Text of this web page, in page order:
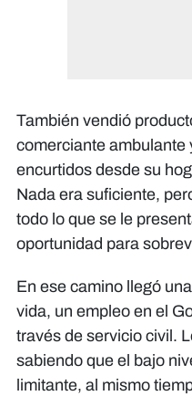
También vendió
comerciante ambulante
encurtidos desde su
Nada era suficiente,
todo lo que se le
oportunidad para
En ese camino llegó
vida, un empleo en el
través de servicio civil.
sabiendo que el bajo
limitante, al mismo